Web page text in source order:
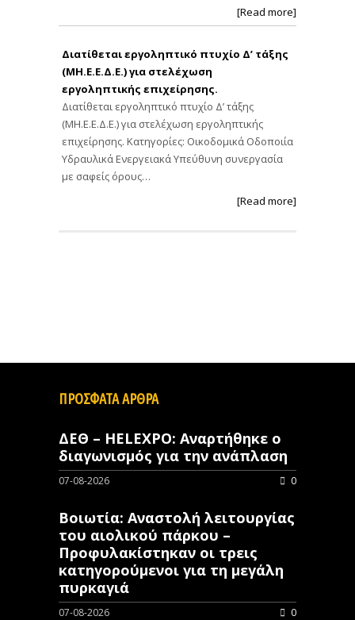
[Read more]
Διατίθεται εργοληπτικό πτυχίο Δ’ τάξης
(ΜΗ.Ε.Ε.Δ.Ε.) για στελέχωση
εργοληπτικής επιχείρησης.
Διατίθεται εργοληπτικό πτυχίο Δ’ τάξης
(ΜΗ.Ε.Ε.Δ.Ε.) για στελέχωση εργοληπτικής
επιχείρησης. Κατηγορίες: Οικοδομικά Οδοποιία
Υδραυλικά Ενεργειακά Υπεύθυνη συνεργασία
με σαφείς όρους…
[Read more]
ΠΡΟΣΦΑΤΑ ΑΡΘΡΑ
ΔΕΘ – HELEXPO: Αναρτήθηκε ο
διαγωνισμός για την ανάπλαση
07-08-2026 0
Βοιωτία: Αναστολή λειτουργίας
του αιολικού πάρκου –
Προφυλακίστηκαν οι τρεις
κατηγορούμενοι για τη μεγάλη
πυρκαγιά
07-08-2026 0